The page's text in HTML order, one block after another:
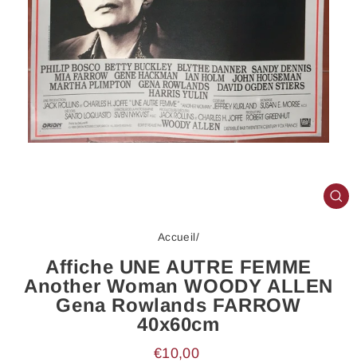
Accueil/
Affiche UNE AUTRE FEMME
Another Woman WOODY ALLEN
Gena Rowlands FARROW
40x60cm
Prix
€10,00